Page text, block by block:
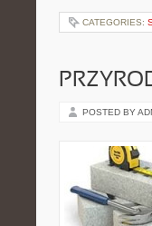
CATEGORIES:
POSTED BY